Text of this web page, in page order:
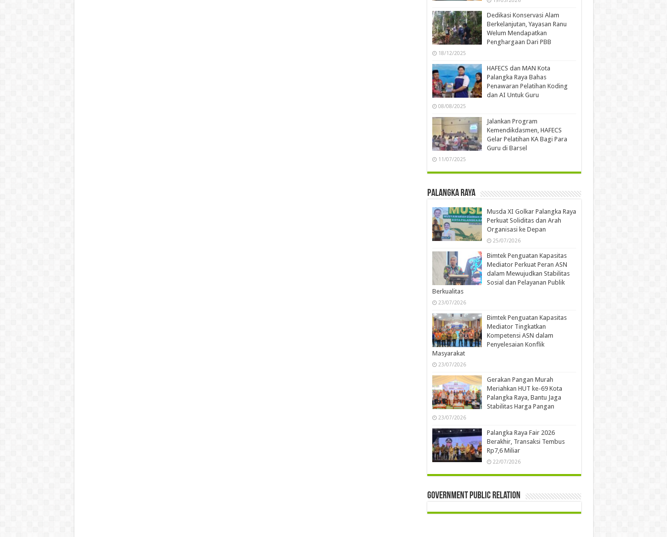
Dedikasi Konservasi Alam
Berkelanjutan, Yayasan Ranu
Welum Mendapatkan
Penghargaan Dari PBB
18/12/2025
HAFECS dan MAN Kota
Palangka Raya Bahas
Penawaran Pelatihan Koding
dan AI Untuk Guru
08/08/2025
Jalankan Program
Kemendikdasmen, HAFECS
Gelar Pelatihan KA Bagi Para
Guru di Barsel
11/07/2025
Palangka Raya
Musda XI Golkar Palangka Raya
Perkuat Soliditas dan Arah
Organisasi ke Depan
25/07/2026
Bimtek Penguatan Kapasitas
Mediator Perkuat Peran ASN
dalam Mewujudkan Stabilitas
Sosial dan Pelayanan Publik
Berkualitas
23/07/2026
Bimtek Penguatan Kapasitas
Mediator Tingkatkan
Kompetensi ASN dalam
Penyelesaian Konflik
Masyarakat
23/07/2026
Gerakan Pangan Murah
Meriahkan HUT ke-69 Kota
Palangka Raya, Bantu Jaga
Stabilitas Harga Pangan
23/07/2026
Palangka Raya Fair 2026
Berakhir, Transaksi Tembus
Rp7,6 Miliar
22/07/2026
Government Public Relation